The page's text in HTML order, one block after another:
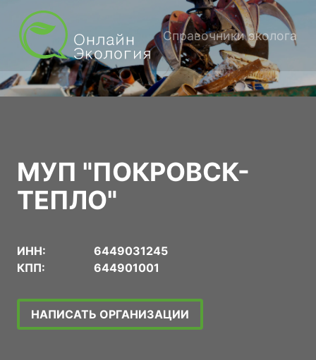
Справочники эколога
МУП "ПОКРОВСК-
ТЕПЛО"
ИНН:
6449031245
КПП:
644901001
НАПИСАТЬ ОРГАНИЗАЦИИ